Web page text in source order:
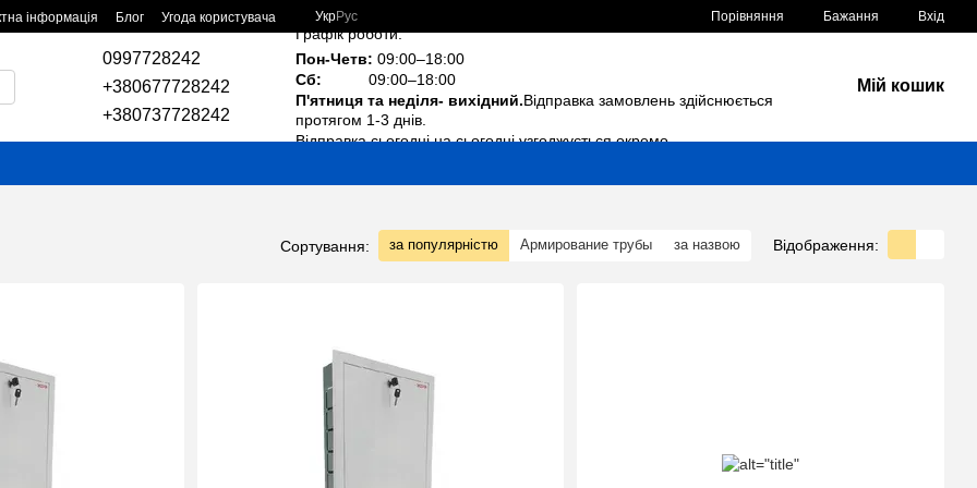
інформація Блог Угода користувача УкрРус Порівняння Бажання Вхід
0997728242
+380677728242
+380737728242
Графік роботи:
Пон-Четв: 09:00–18:00
Сб:
09:00–18:00
П'ятниця та неділя- вихідний.Відправка замовлень здійснюється
протягом 1-3 днів.
Відправка сьогодні на сьогодні узгоджується окремо.
Мій кошик
Сортування: за популярністю Армирование трубы за назвою Відображення: